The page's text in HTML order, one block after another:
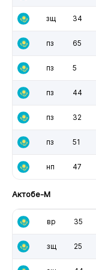
зщ 34
пз 65
пз 5
пз 44
пз 32
пз 51
нп 47
Актобе-М
вр 35
зщ 25